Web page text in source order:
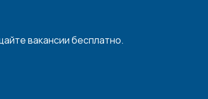
вакансии бесплатно.